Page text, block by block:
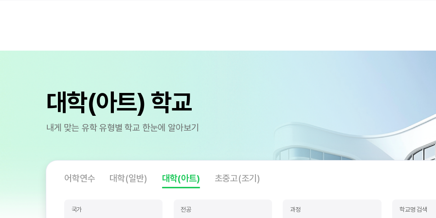
대학(아트) 학교
내게 맞는 유학 유형별 학교 한눈에 알아보기
어학연수 대학(일반) 대학(아트) 초중고(조기)
국가 전공 과정 학교명 검색